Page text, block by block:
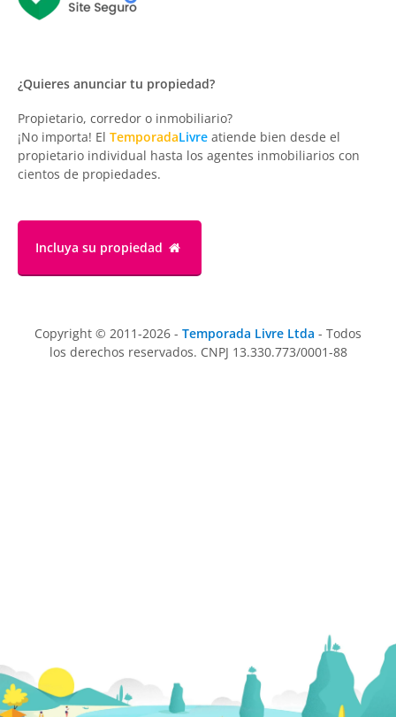
¿Quieres anunciar tu propiedad?
Propietario, corredor o inmobiliario?
¡No importa! El TemporadaLivre atiende bien desde el
propietario individual hasta los agentes inmobiliarios con
cientos de propiedades.
Incluya su propiedad
Copyright © 2011-2026 - Temporada Livre Ltda - Todos
los derechos reservados. CNPJ 13.330.773/0001-88